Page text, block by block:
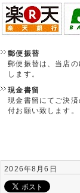
郵便振替
郵便振替は、当店
します。
現金書留
現金書留にてご決
付お願い致します。
2026年8月6日